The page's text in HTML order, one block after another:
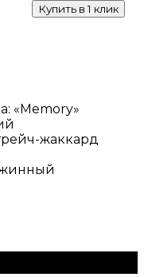
Купить в 1 клик
«Memory»
жаккард